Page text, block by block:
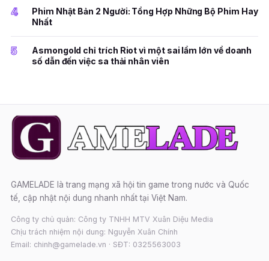
4
Phim Nhật Bản 2 Người: Tổng Hợp Những Bộ Phim Hay
Nhất
5
Asmongold chỉ trích Riot vì một sai lầm lớn về doanh
số dẫn đến việc sa thải nhân viên
GAMELADE là trang mạng xã hội tin game trong nước và Quốc
tế, cập nhật nội dung nhanh nhất tại Việt Nam.
Công ty chủ quản: Công ty TNHH MTV Xuân Diệu Media
Chịu trách nhiệm nội dung: Nguyễn Xuân Chính
Email: chinh@gamelade.vn · SĐT: 0325563003